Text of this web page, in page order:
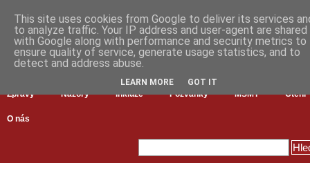
Zprávy Názory Inkluze Pozvánky MŠMT Čtení
O nás
This site uses cookies from Google to deliver its services
to analyze traffic. Your IP address and user-agent are shared
with Google along with performance and security metrics to
ensure quality of service, generate usage statistics, and to
detect and address abuse.
LEARN MORE GOT IT